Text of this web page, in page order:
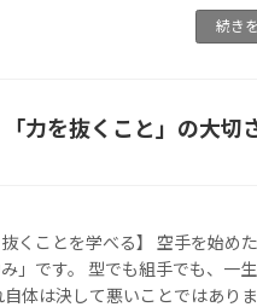
続き
力を抜くこと」の大切
くことを学べる】 空手を始め
」です。 型でも組手でも、一
体は決して悪いことではありま